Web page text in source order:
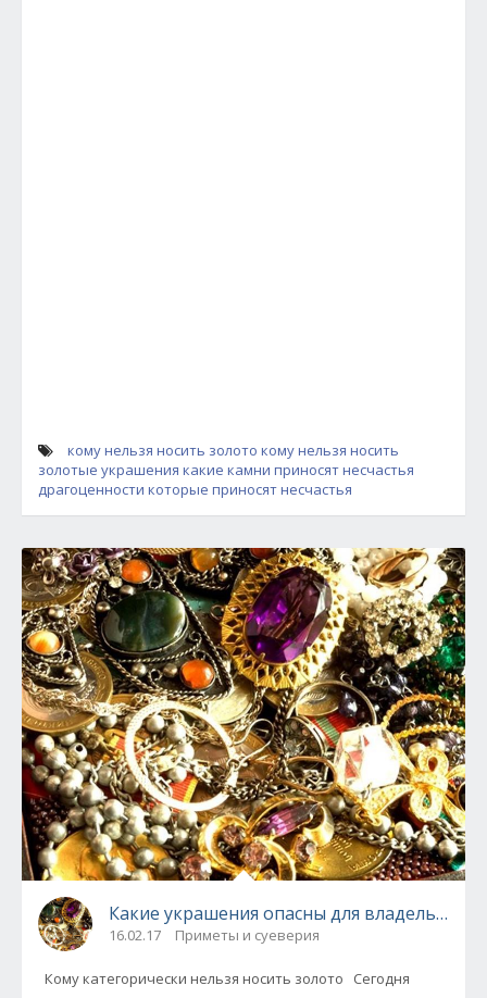
кому нельзя носить золото кому нельзя носить
золотые украшения какие камни приносят несчастья
драгоценности которые приносят несчастья
Какие украшения опасны для владельцев?
16.02.17 Приметы и суеверия
Кому категорически нельзя носить золото Сегодня